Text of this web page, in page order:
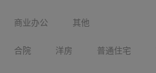
商业办公 其他
合院 洋房 普通住宅